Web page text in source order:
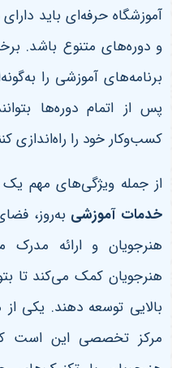
آموزشگاه حرفه‌ای باید
و دوره‌های متنوع باشد.
برنامه‌های آموزشی را
پس از اتمام دوره‌ها
کسب‌وکار خود را راه‌اندازی
از جمله ویژگی‌های مهم یک
خدمات آموزشی به‌روز،
هنرجویان و ارائه مدرک
هنرجویان کمک می‌کند تا
بالایی توسعه دهند. یکی
مرکز تخصصی این است که